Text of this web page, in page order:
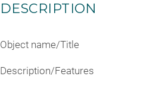
DESCRIPTION
Object name/Title
Description/Features